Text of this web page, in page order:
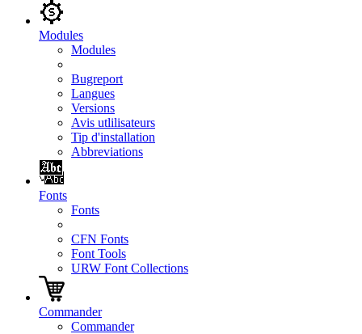
Modules
Modules
Bugreport
Langues
Versions
Avis utlilisateurs
Tip d'installation
Abbreviations
Fonts
Fonts
CFN Fonts
Font Tools
URW Font Collections
Commander
Commander